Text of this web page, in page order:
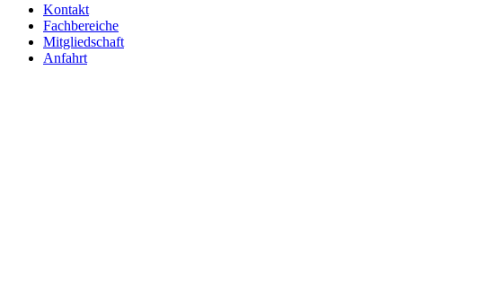
Kontakt
Fachbereiche
Mitgliedschaft
Anfahrt